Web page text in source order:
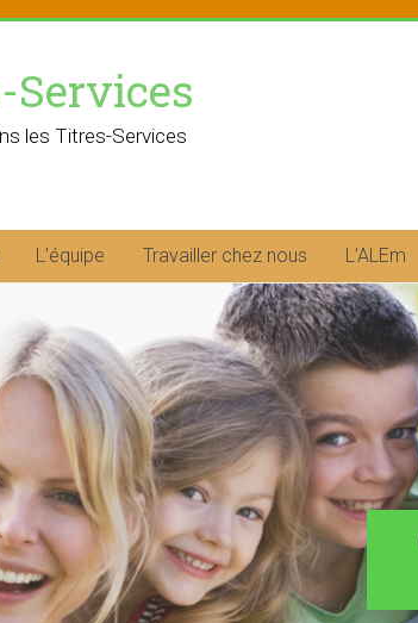
les Titres-Services
L’équipe Travailler chez nous L’ALEm